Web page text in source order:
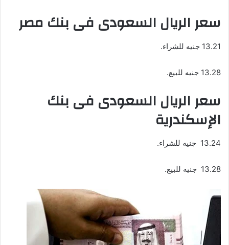
سعر الريال السعودى فى بنك مصر
13.21 جنيه للشراء.
13.28 جنيه للبيع.
سعر الريال السعودى فى بنك
الإسكندرية
13.24 جنيه للشراء.
13.28 جنيه للبيع.